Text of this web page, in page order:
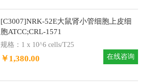
[C3007]NRK-52E大鼠肾小管细胞上皮细
胞ATCC;CRL-1571
规格：1 x 10^6 cells/T25
￥1,380.00 在线咨询